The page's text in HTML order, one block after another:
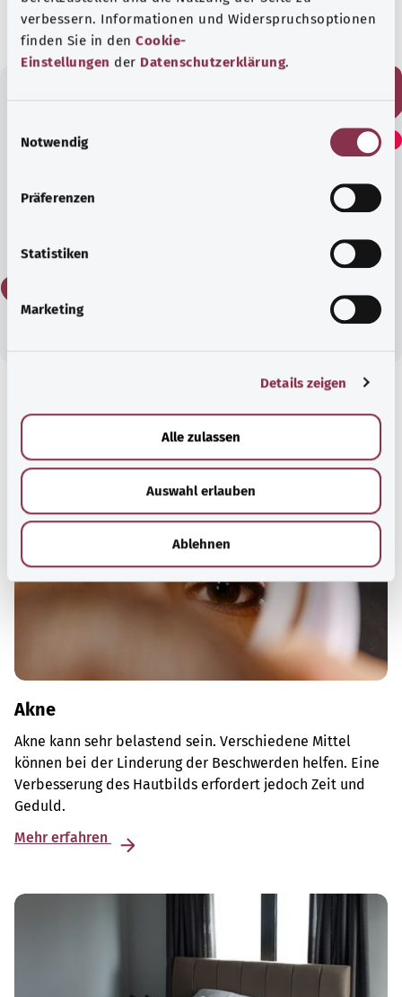
verbessern. Informationen und Widerspruchsoptionen
finden Sie in den Cookie-
Einstellungen der Datenschutzerklärung.
i
g
Notwendig
Präferenzen
Statistiken
Marketing
Details zeigen
Alle zulassen
Auswahl erlauben
Ablehnen
Fanden Sie diesen Artikel
hilfreich?
Empfohlene Artikel
Akne
Akne kann sehr belastend sein. Verschiedene Mittel
können bei der Linderung der Beschwerden helfen. Eine
Verbesserung des Hautbilds erfordert jedoch Zeit und
Geduld.
Mehr erfahren